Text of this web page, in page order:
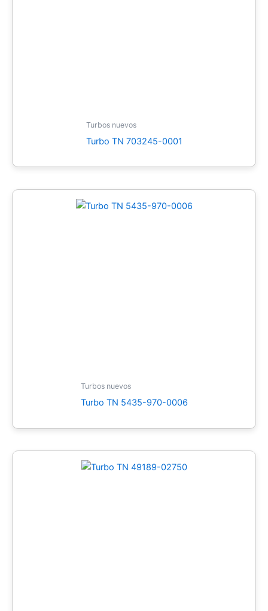
Turbos nuevos
Turbo TN 703245-0001
Turbos nuevos
Turbo TN 5435-970-0006